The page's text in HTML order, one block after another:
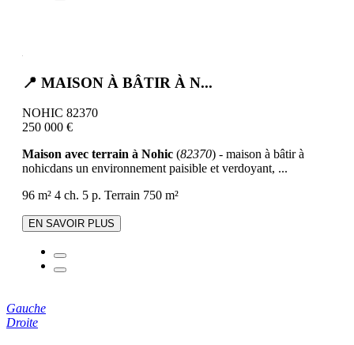
📍 MAISON À BÂTIR À N...
NOHIC 82370
250 000 €
Maison avec terrain à Nohic (82370) - maison à bâtir à
nohicdans un environnement paisible et verdoyant, ...
96 m² 4 ch. 5 p. Terrain 750 m²
EN SAVOIR PLUS
Gauche
Droite